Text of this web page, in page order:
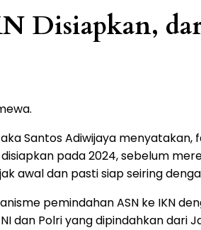
Disiapkan,
Santos Adiwijaya
pada 2024, sebelum
awal dan pasti siap seiring
pemindahan ASN ke IKN
dan Polri yang dipindahkan